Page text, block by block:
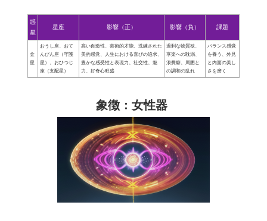
惑
星
星座 影響（正） 影響（負） 課題
金
星
おうし座、おて
んびん座（守護
星）、おひつじ
座（支配星）
高い創造性、芸術的才能、洗練された
美的感覚、人生における喜びの追求、
豊かな感受性と表現力、社交性、魅
力、好奇心旺盛
過剰な物質欲、
享楽への耽溺、
浪費癖、周囲と
の調和の乱れ
バランス感覚
を養う、外見
と内面の美し
さを磨く
象徴：女性器